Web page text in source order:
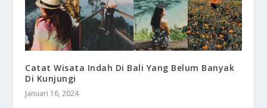
Catat Wisata Indah Di Bali Yang Belum Banyak
Di Kunjungi
Januari 16, 2024